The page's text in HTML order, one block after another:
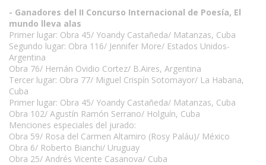
- Ganadores del II Concurso Internacional de Poesía, El
mundo lleva alas
Primer lugar: Obra 45/ Yoandy Castañeda/ Matanzas, Cuba
Segundo lugar: Obra 116/ Jennifer More/ Estados Unidos-
Argentina
Obra 76/ Hernán Ovidio Cortez/ B.Aires, Argentina
Tercer lugar: Obra 77/ Miguel Crispín Sotomayor/ La Habana,
Cuba
Primer lugar: Obra 45/ Yoandy Castañeda/ Matanzas, Cuba
Obra 102/ Agustín Ramón Serrano/ Holguín, Cuba
Menciones especiales del jurado:
Obra 59/ Rosa del Carmen Altamiro (Rosy Paláu)/ México
Obra 6/ Roberto Bianchi/ Uruguay
Obra 25/ Andrés Vicente Casanova/ Cuba